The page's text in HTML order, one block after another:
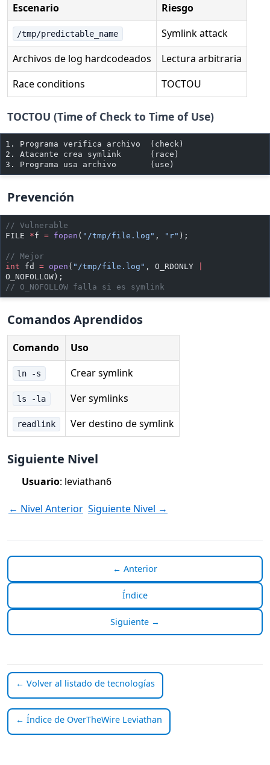
Escenario Riesgo
/tmp/predictable_name
Symlink attack
Archivos de log hardcodeados
Lectura arbitraria
Race conditions
TOCTOU
TOCTOU (Time of Check to Time of Use)
1. Programa verifica archivo  (check)
2. Atacante crea symlink      (race)
3. Programa usa archivo       (use)
Prevención
// Vulnerable
FILE *f = fopen ( "/tmp/file.log" , "r" );
// Mejor
int fd = open ( "/tmp/file.log" , O_RDONLY
O_NOFOLLOW);
// O_NOFOLLOW falla si es symlink
Comandos Aprendidos
Comando Uso
ln -s Crear symlink
ls -la Ver symlinks
readlink Ver destino de symlink
Siguiente Nivel
Usuario: leviathan6
← Nivel Anterior Siguiente Nivel →
← Anterior
Índice
Siguiente →
← Volver al listado de tecnologías
← Índice de OverTheWire Leviathan